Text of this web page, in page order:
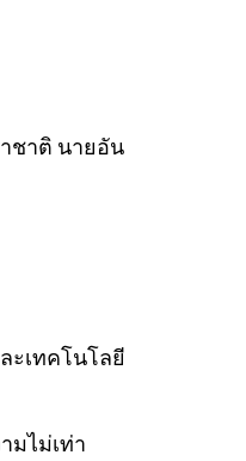
ชาติ นายอัน
ะเทคโนโลยี
มไม่เท่า